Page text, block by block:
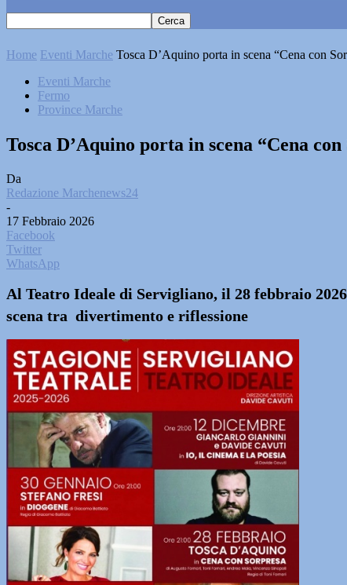
Home Eventi Marche Tosca D’Aquino porta in scena “Cena con
Eventi Marche
Fermo
Province Marche
Tosca D’Aquino porta in scena “Cena
Da
Redazione Marchenews24
-
17 Febbraio 2026
Facebook
Twitter
WhatsApp
Al Teatro Ideale di Servigliano, il 28 febbraio
scena tra divertimento e riflessione